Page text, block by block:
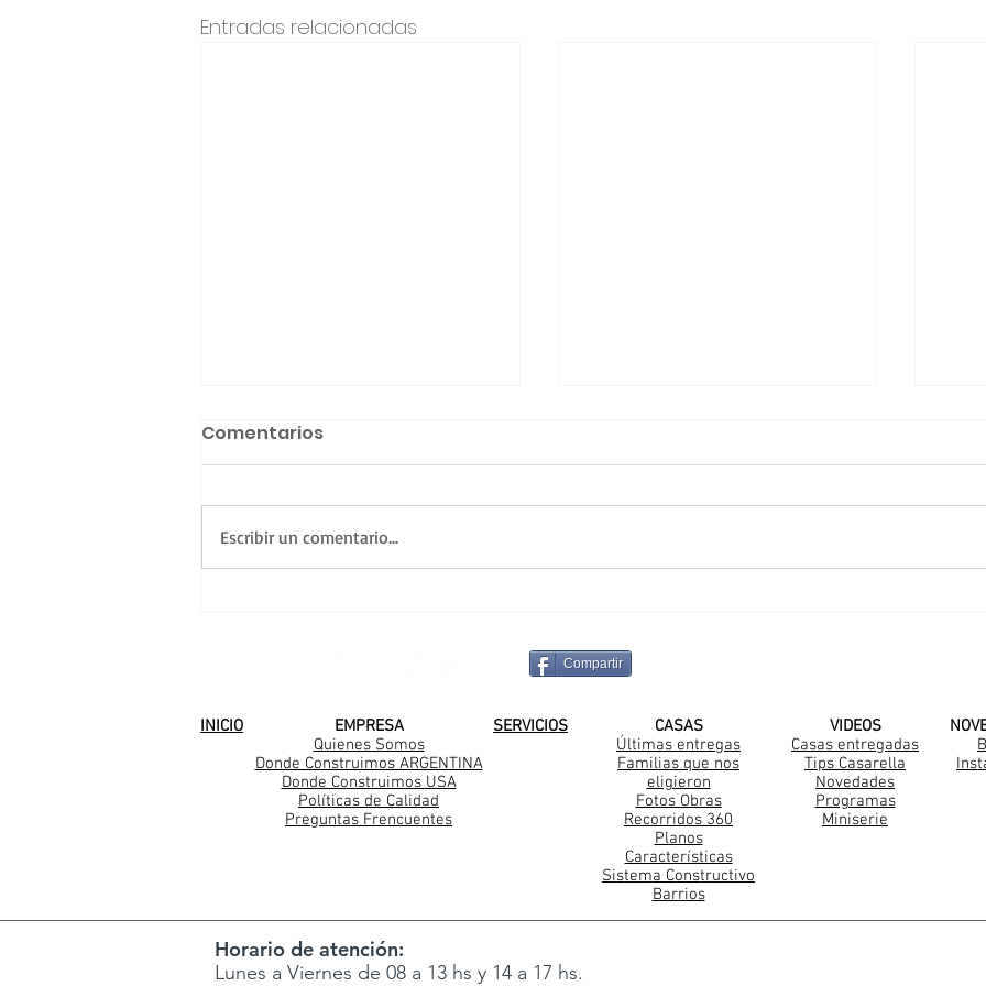
Entradas relacionadas
Comentarios
Escribir un comentario...
Compartir
Construccion Steel Frame
INICIO
EMPRESA
Quienes Somos
Donde Construimos ARGENTINA
Donde Construimos USA
Políticas de Calidad
Preguntas Frencuentes
SERVICIOS
CASAS
Últimas entregas
Familias que nos
eligieron
Fotos Obras
Recorridos 360
Planos
Características
Sistema Constructivo
Barrios
VIDEOS
Casas entregadas
Tips Casarella
Novedades
Programas
Miniserie
Horario de atención:
Lunes a Viernes de 08 a 13 hs y 14 a 17 hs.